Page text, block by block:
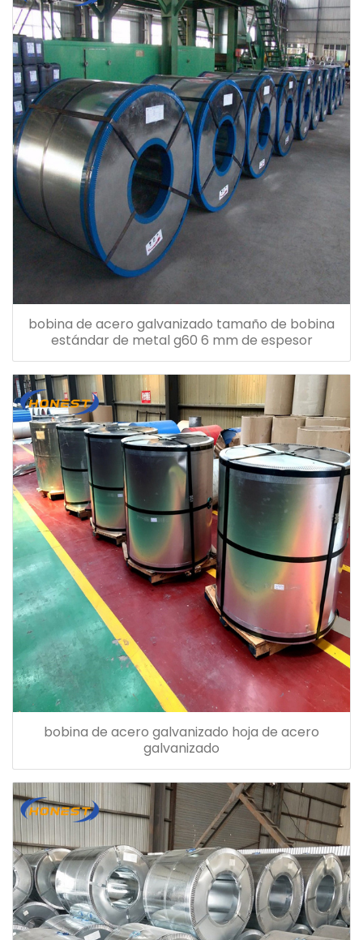
bobina de acero galvanizado tamaño de bobina
estándar de metal g60 6 mm de espesor
bobina de acero galvanizado hoja de acero
galvanizado